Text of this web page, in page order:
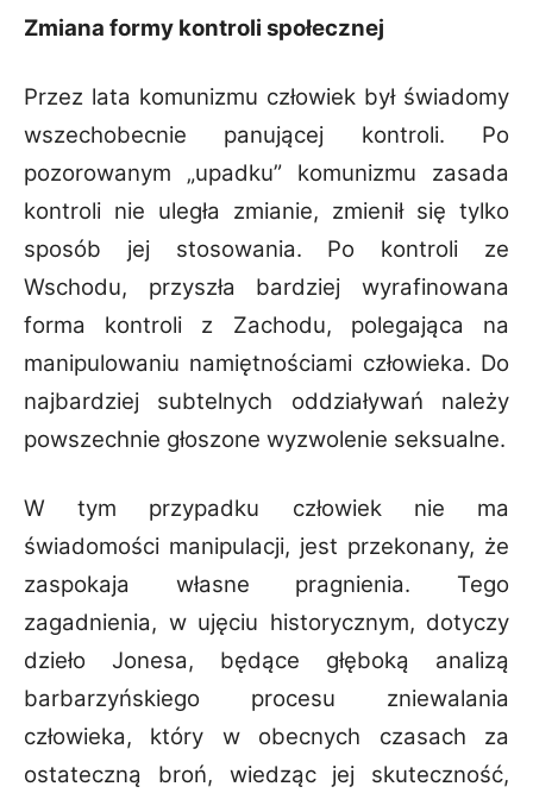
Zmiana formy kontroli społecznej
Przez lata komunizmu człowiek był świadomy
wszechobecnie panującej kontroli. Po
pozorowanym „upadku” komunizmu zasada
kontroli nie uległa zmianie, zmienił się tylko
sposób jej stosowania. Po kontroli ze
Wschodu, przyszła bardziej wyrafinowana
forma kontroli z Zachodu, polegająca na
manipulowaniu namiętnościami człowieka. Do
najbardziej subtelnych oddziaływań należy
powszechnie głoszone wyzwolenie seksualne.
W tym przypadku człowiek nie ma
świadomości manipulacji, jest przekonany, że
zaspokaja własne pragnienia. Tego
zagadnienia, w ujęciu historycznym, dotyczy
dzieło Jonesa, będące głęboką analizą
barbarzyńskiego procesu zniewalania
człowieka, który w obecnych czasach za
ostateczną broń, wiedząc jej skuteczność,